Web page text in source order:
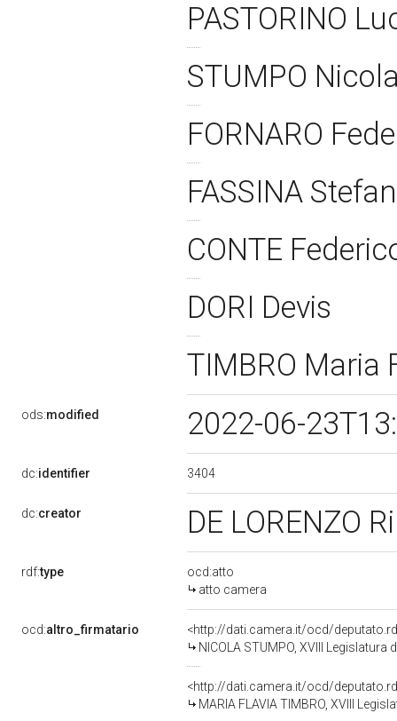
PASTORINO
STUMPO
FORNARO
FASSINA
CONTE
DORI Devis
TIMBRO Maria
ods:modified 2022-06-
dc:identifier 3404
dc:creator DE LORENZO
rdf:type
ocd:atto
atto camera
ocd:altro_firmatario
<http://dati.camera.it/ocd/
NICOLA STUMPO, XVIII Legislatura
<http://dati.camera.it/ocd/
MARIA FLAVIA TIMBRO, XVIII